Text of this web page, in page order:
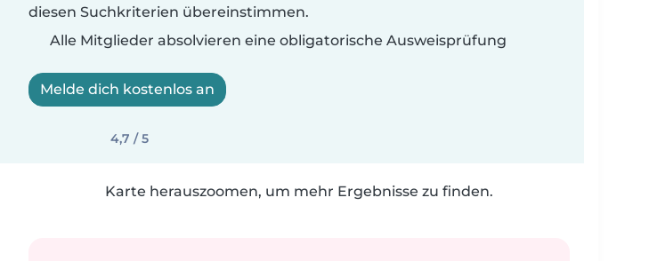
diesen Suchkriterien übereinstimmen.
Alle Mitglieder absolvieren eine obligatorische Ausweisprüfung
Melde dich kostenlos an
4,7 / 5
Karte herauszoomen, um mehr Ergebnisse zu finden.